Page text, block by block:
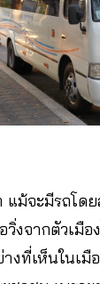
แม้จะมีรถโด
วิ่งจากตัวเมือ
างที่เห็นในเ